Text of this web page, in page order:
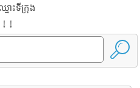
ោះទីក្រុង
↓